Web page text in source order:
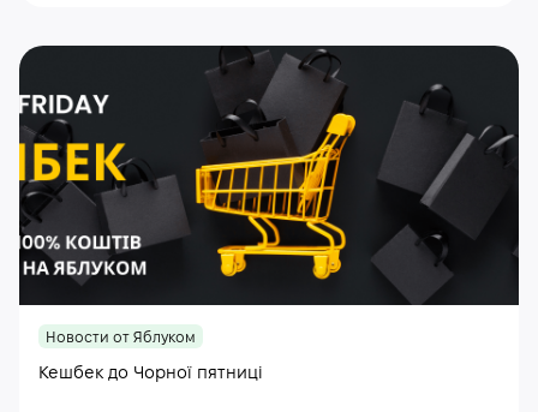
Новости от Яблуком
Кешбек до Чорної пятниці